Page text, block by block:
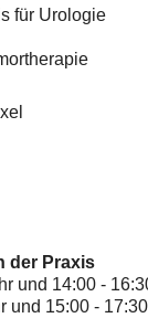
für Urologie
der Praxis
und 14:00 -
und 15:00 -